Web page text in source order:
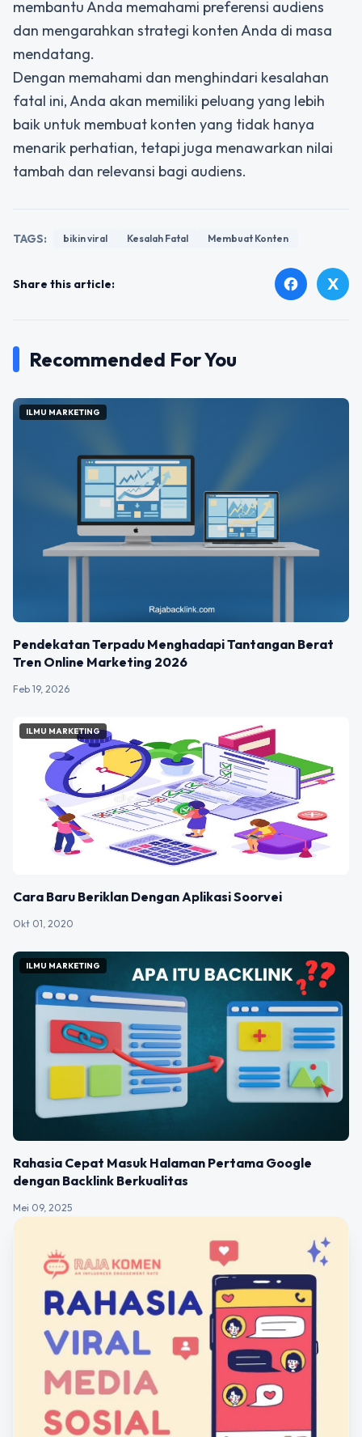
membantu Anda memahami preferensi audiens
dan mengarahkan strategi konten Anda di masa
mendatang.
Dengan memahami dan menghindari kesalahan
fatal ini, Anda akan memiliki peluang yang lebih
baik untuk membuat konten yang tidak hanya
menarik perhatian, tetapi juga menawarkan nilai
tambah dan relevansi bagi audiens.
TAGS: bikin viral Kesalah Fatal Membuat Konten
Share this article: facebook X
Recommended For You
ILMU MARKETING
Pendekatan Terpadu Menghadapi Tantangan Berat
Tren Online Marketing 2026
Feb 19, 2026
ILMU MARKETING
Cara Baru Beriklan Dengan Aplikasi Soorvei
Okt 01, 2020
ILMU MARKETING
Rahasia Cepat Masuk Halaman Pertama Google
dengan Backlink Berkualitas
Mei 09, 2025